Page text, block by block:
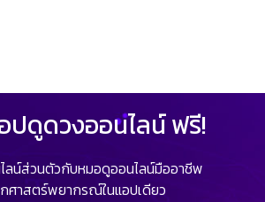
ปดูดวงออนไลน์ ฟรี!
ลน์ส่วนตัวกับหมอดูออนไลน์มืออาชีพ
ศาสตร์พยากรณ์ในแอปเดียว